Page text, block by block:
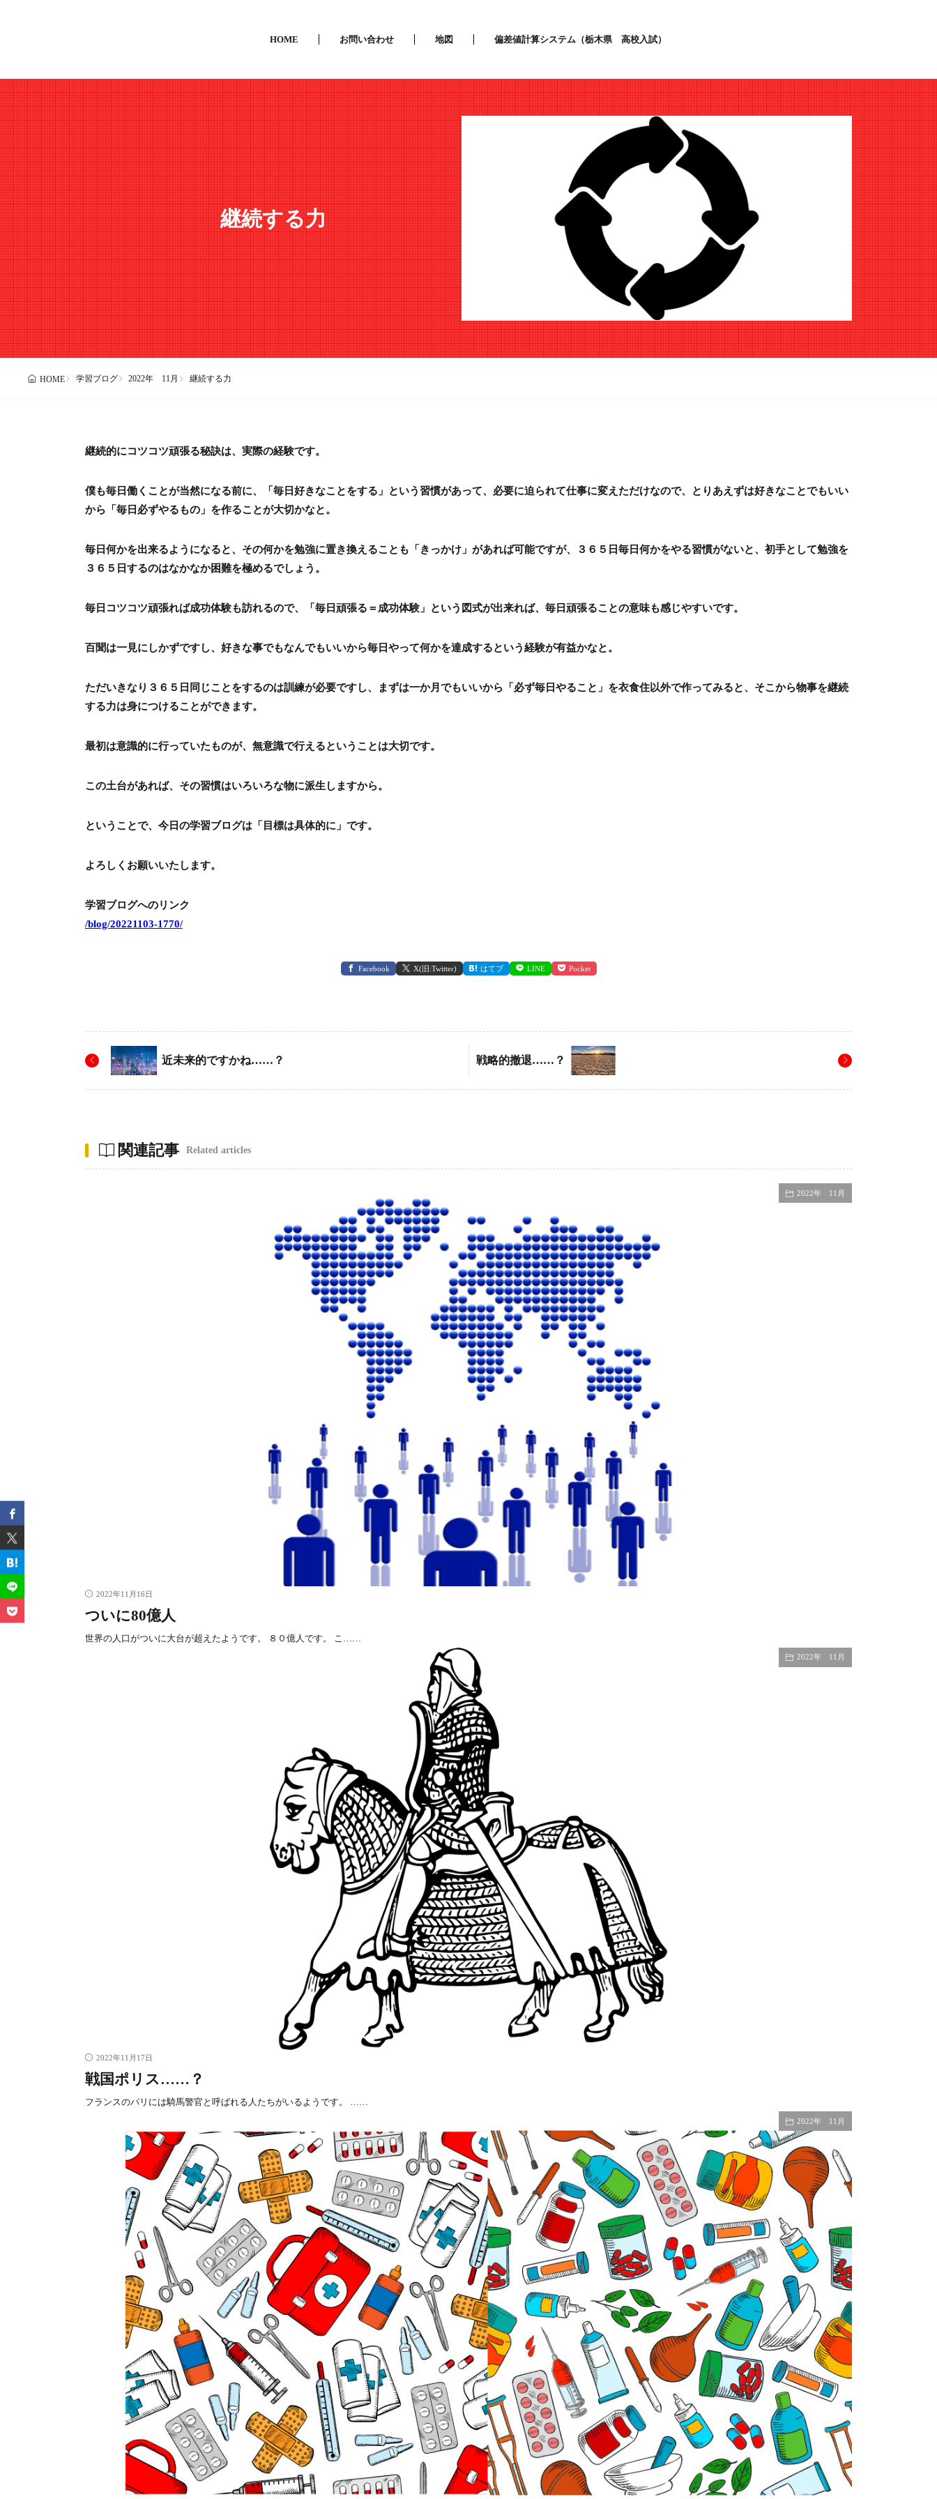
HOME お問い合わせ 地図 偏差値計算システム（栃木県 高校入試）
継続する力
HOME 学習ブログ 2022年 11月 継続する力
継続的にコツコツ頑張る秘訣は、実際の経験です。
僕も毎日働くことが当然になる前に、「毎日好きなことをする」という習慣があって、必要に迫られて仕事に変えただけなので、とりあえずは好きなことでもいい
から「毎日必ずやるもの」を作ることが大切かなと。
毎日何かを出来るようになると、その何かを勉強に置き換えることも「きっかけ」があれば可能ですが、３６５日毎日何かをやる習慣がないと、初手として勉強を
３６５日するのはなかなか困難を極めるでしょう。
毎日コツコツ頑張れば成功体験も訪れるので、「毎日頑張る＝成功体験」という図式が出来れば、毎日頑張ることの意味も感じやすいです。
百聞は一見にしかずですし、好きな事でもなんでもいいから毎日やって何かを達成するという経験が有益かなと。
ただいきなり３６５日同じことをするのは訓練が必要ですし、まずは一か月でもいいから「必ず毎日やること」を衣食住以外で作ってみると、そこから物事を継続
する力は身につけることができます。
最初は意識的に行っていたものが、無意識で行えるということは大切です。
この土台があれば、その習慣はいろいろな物に派生しますから。
ということで、今日の学習ブログは「目標は具体的に」です。
よろしくお願いいたします。
学習ブログへのリンク
/blog/20221103-1770/
Facebook X(旧:Twitter) はてブ LINE Pocket
近未来的ですかね……？ 戦略的撤退……？
関連記事 Related articles
2022年 11月
2022年11月16日
ついに80億人
世界の人口がついに大台が超えたようです。 ８０億人です。 こ……
2022年 11月
2022年11月17日
戦国ポリス……？
フランスのパリには騎馬警官と呼ばれる人たちがいるようです。 ……
2022年 11月